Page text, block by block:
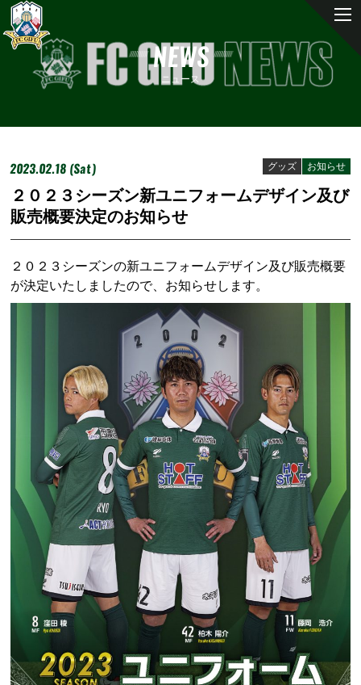
NEWS
ニュース
2023.02.18 (Sat) お知らせ
グッズ
２０２３シーズン新ユニフォームデザイン及び
販売概要決定のお知らせ
２０２３シーズンの新ユニフォームデザイン及び販売概要
が決定いたしましたので、お知らせします。